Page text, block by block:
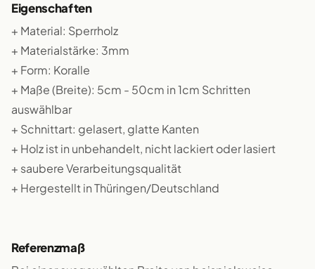
Eigenschaften
+ Material: Sperrholz
+ Materialstärke: 3mm
+ Form: Koralle
+ Maße (Breite): 5cm - 50cm in 1cm Schritten
auswählbar
+ Schnittart: gelasert, glatte Kanten
+ Holz ist in unbehandelt, nicht lackiert oder lasiert
+ saubere Verarbeitungsqualität
+ Hergestellt in Thüringen/Deutschland
Referenzmaß